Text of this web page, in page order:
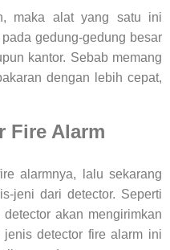
maka alat yang satu ini
gedung-gedung besar
kantor. Sebab memang
dengan lebih cepat,
Fire Alarm
alarmnya, lalu sekarang
jeni dari detector. Seperti
akan mengirimkan
detector fire alarm ini